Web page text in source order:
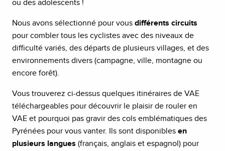
ou des adolescents !
Nous avons sélectionné pour vous différents circuits
pour combler tous les cyclistes avec des niveaux de
difficulté variés, des départs de plusieurs villages, et des
environnements divers (campagne, ville, montagne ou
encore forêt).
Vous trouverez ci-dessus quelques itinéraires de VAE
téléchargeables pour découvrir le plaisir de rouler en
VAE et pourquoi pas gravir des cols emblématiques des
Pyrénées pour vous vanter. Ils sont disponibles en
plusieurs langues (français, anglais et espagnol) pour